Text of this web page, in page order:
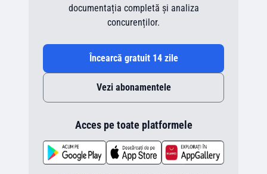
documentația completă și analiza
concurenților.
Încearcă gratuit 14 zile
Vezi abonamentele
Acces pe toate platformele